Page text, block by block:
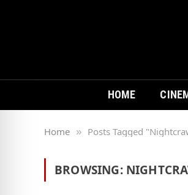
HOME
Home » Posts Tagged
BROWSING: